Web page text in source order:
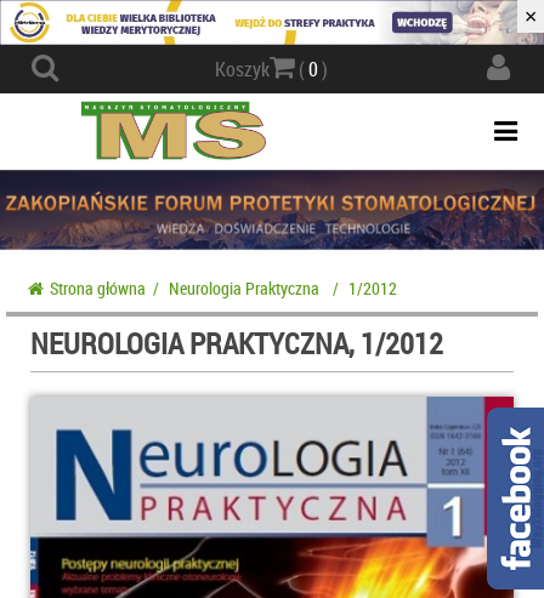
×
Koszyk (0)
Strona główna / Neurologia Praktyczna / 1/2012
NEUROLOGIA PRAKTYCZNA, 1/2012